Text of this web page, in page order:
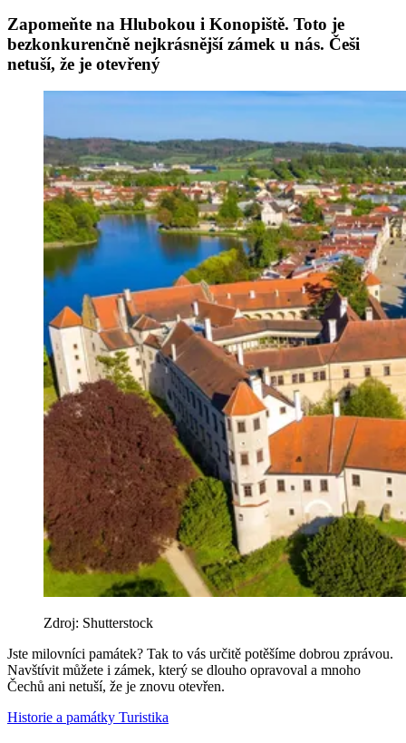
Zapomeňte na Hlubokou i Konopiště. Toto je
bezkonkurenčně nejkrásnější zámek u nás. Češi
netuší, že je otevřený
Zdroj: Shutterstock
Jste milovníci památek? Tak to vás určitě potěšíme dobrou zprávou.
Navštívit můžete i zámek, který se dlouho opravoval a mnoho
Čechů ani netuší, že je znovu otevřen.
Historie a památky Turistika